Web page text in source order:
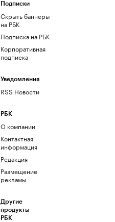
Подписки
Скрыть баннеры
на РБК
Подписка на РБК
Корпоративная
подписка
Уведомления
RSS Новости
РБК
О компании
Контактная
информация
Редакция
Размещение
рекламы
Другие
продукты
РБК